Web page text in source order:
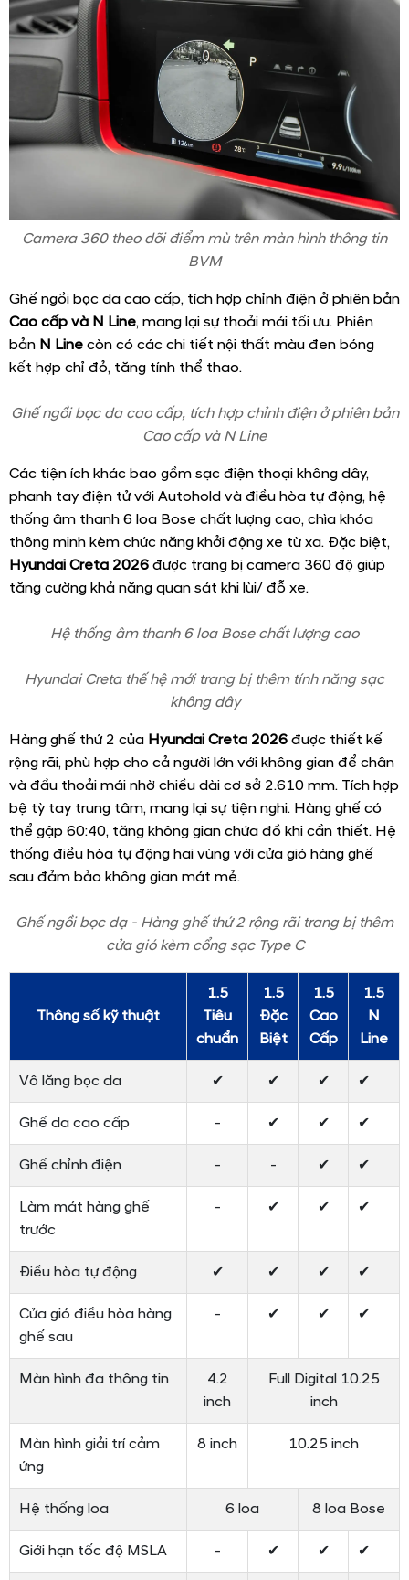
Camera 360 theo dõi điểm mù trên màn hình thông tin
BVM
Ghế ngồi bọc da cao cấp, tích hợp chỉnh điện ở phiên bản
Cao cấp và N Line, mang lại sự thoải mái tối ưu. Phiên
bản N Line còn có các chi tiết nội thất màu đen bóng
kết hợp chỉ đỏ, tăng tính thể thao.
Ghế ngồi bọc da cao cấp, tích hợp chỉnh điện ở phiên bản
Cao cấp và N Line
Các tiện ích khác bao gồm sạc điện thoại không dây,
phanh tay điện tử với Autohold và điều hòa tự động, hệ
thống âm thanh 6 loa Bose chất lượng cao, chìa khóa
thông minh kèm chức năng khởi động xe từ xa. Đặc biệt,
Hyundai Creta 2026được trang bị camera 360 độ giúp
tăng cường khả năng quan sát khi lùi/ đỗ xe.
Hệ thống âm thanh 6 loa Bose chất lượng cao
Hyundai Creta thế hệ mới trang bị thêm tính năng sạc
Hàng ghế thứ 2 của
rộng rãi, phù hợp cho cả người lớn với không gian để chân